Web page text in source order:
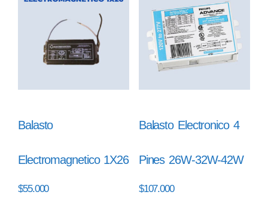
Balasto
Electromagnetico 1X26
$55.000
Balasto Electronico 4
Pines 26W-32W-42W
$107.000